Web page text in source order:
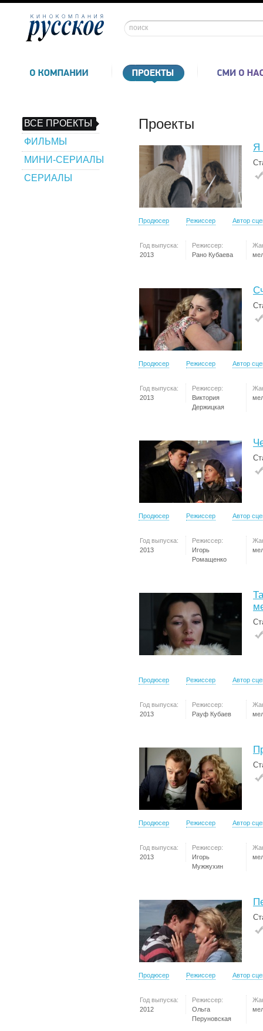
ВСЕ ПРОЕКТЫ
ФИЛЬМЫ
МИНИ-СЕРИАЛЫ
СЕРИАЛЫ
Проекты
Я
Продюсер Режиссер Автор
Год выпуска:
2013
Режиссер:
Рано Кубаева
Продюсер Режиссер Автор
Год выпуска:
2013
Режиссер:
Виктория
Держицкая
Продюсер Режиссер Автор
Год выпуска:
2013
Режиссер:
Игорь
Ромащенко
Продюсер Режиссер Автор
Год выпуска:
2013
Режиссер:
Рауф Кубаев
Продюсер Режиссер Автор
Год выпуска:
2013
Режиссер:
Игорь
Мужжухин
Продюсер Режиссер Автор
Год выпуска:
2012
Режиссер:
Ольга
Перуновская